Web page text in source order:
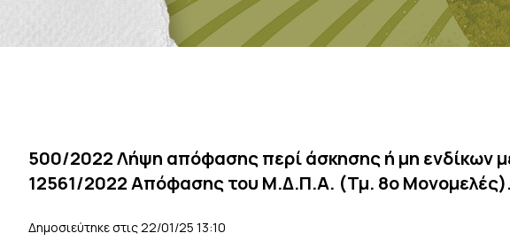
500/2022 Λήψη απόφασης περί άσκησης ή μη ενδίκων
12561/2022 Απόφασης του Μ.Δ.Π.Α. (Τμ. 8ο Μονομελές).
Δημοσιεύτηκε στις 22/01/25 13:10